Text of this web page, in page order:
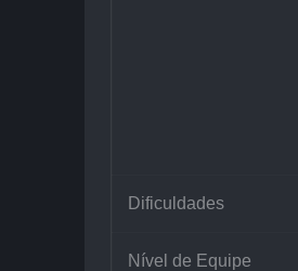
Dificuldades
Nível de Equipe